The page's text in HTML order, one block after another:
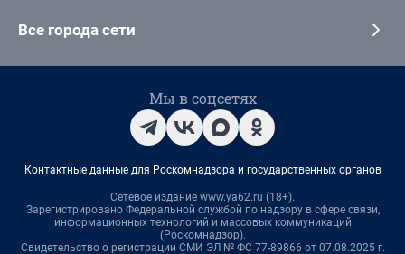
Все города сети
Мы в соцсетях
Контактные данные для Роскомнадзора и государственных органов
Сетевое издание www.ya62.ru (18+).
Зарегистрировано Федеральной службой по надзору в сфере связи,
информационных технологий и массовых коммуникаций
(Роскомнадзор).
Свидетельство о регистрации СМИ ЭЛ № ФС 77-89866 от 07.08.2025 г.